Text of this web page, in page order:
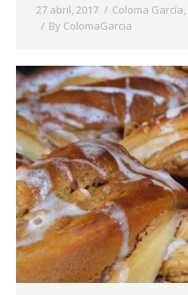
27 abril, 2017 Coloma García,
By ColomaGarcia